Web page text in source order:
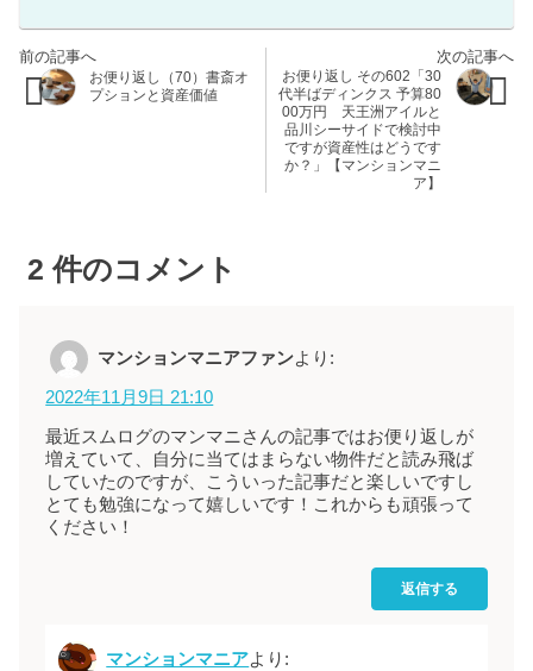
お便り返し（70）書斎オ
プションと資産価値
お便り返し その602「30
代半ばディンクス 予算80
00万円 天王洲アイルと
品川シーサイドで検討中
ですが資産性はどうです
か？」【マンションマニ
ア】
2 件のコメント
マンションマニアファンより:
2022年11月9日 21:10
最近スムログのマンマニさんの記事ではお便り返しが
増えていて、自分に当てはまらない物件だと読み飛ば
していたのですが、こういった記事だと楽しいですし
とても勉強になって嬉しいです！これからも頑張って
ください！
返信する
マンションマニアより: